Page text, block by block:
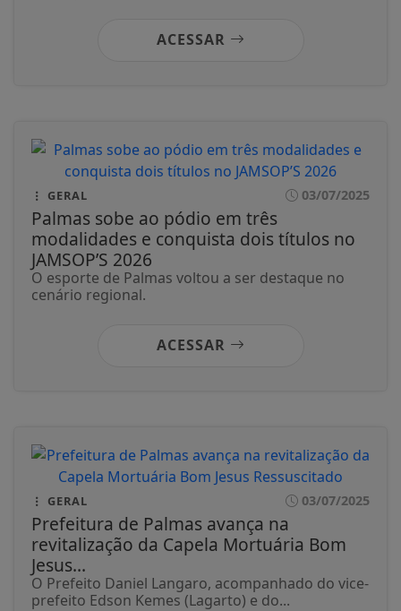
ACESSAR
GERAL 03/07/2025
Palmas sobe ao pódio em três
modalidades e conquista dois títulos no
JAMSOP’S 2026
O esporte de Palmas voltou a ser destaque no
cenário regional.
ACESSAR
GERAL 03/07/2025
Prefeitura de Palmas avança na
revitalização da Capela Mortuária Bom
Jesus...
O Prefeito Daniel Langaro, acompanhado do vice-
prefeito Edson Kemes (Lagarto) e do...